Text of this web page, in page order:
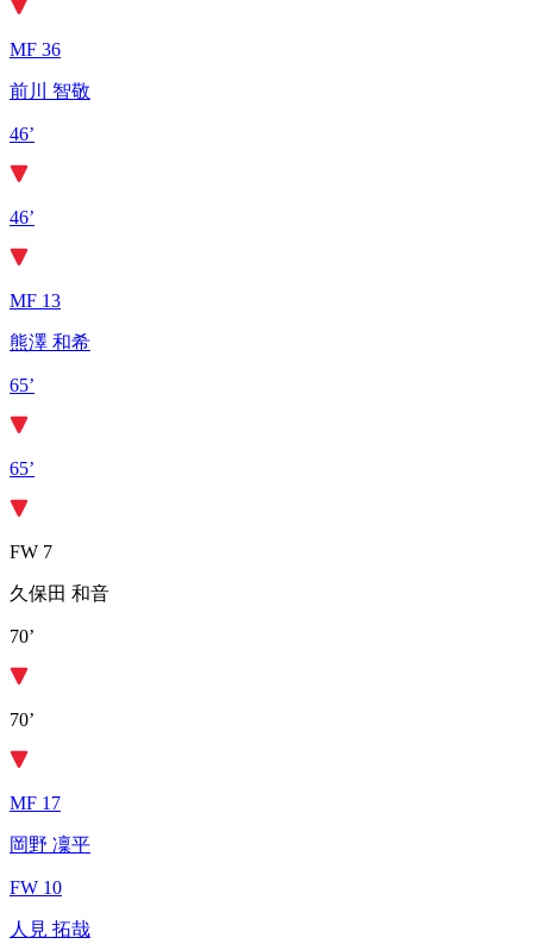
MF 36
前川 智敬
46’
46’
MF 13
熊澤 和希
65’
65’
FW 7
久保田 和音
70’
70’
MF 17
岡野 凜平
FW 10
人見 拓哉